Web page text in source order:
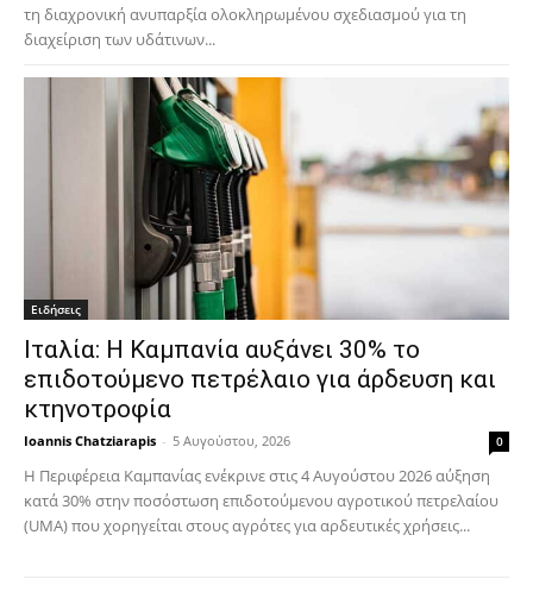
τη διαχρονική ανυπαρξία ολοκληρωμένου σχεδιασμού για τη
διαχείριση των υδάτινων...
Ειδήσεις
Ιταλία: Η Καμπανία αυξάνει 30% το
επιδοτούμενο πετρέλαιο για άρδευση και
κτηνοτροφία
Ioannis Chatziarapis - 5 Αυγούστου, 2026 0
Η Περιφέρεια Καμπανίας ενέκρινε στις 4 Αυγούστου 2026 αύξηση
κατά 30% στην ποσόστωση επιδοτούμενου αγροτικού πετρελαίου
(UMA) που χορηγείται στους αγρότες για αρδευτικές χρήσεις...